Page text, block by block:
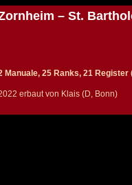
– St.
Manuale, 25 Ranks, 21 Register
erbaut von Klais (D, Bonn)